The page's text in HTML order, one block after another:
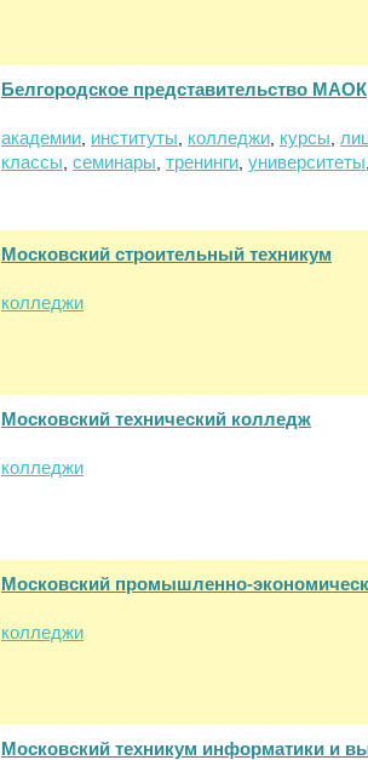
Белгородское представительство МАОК
академии институты колледжи курсы
классы семинары тренинги университеты
Московский строительный техникум
колледжи
Московский технический колледж
колледжи
Московский промышленно-
колледжи
Московский техникум информатики и